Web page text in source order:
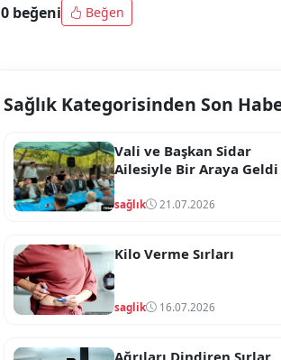
0 beğeni Beğen
Sağlık Kategorisinden Son
Vali ve Başkan Sidar
Ailesiyle Bir Araya Geldi
sağlık 21.07.2026
Kilo Verme Sırları
saglik 16.07.2026
Ağrıları Dindiren Sırlar